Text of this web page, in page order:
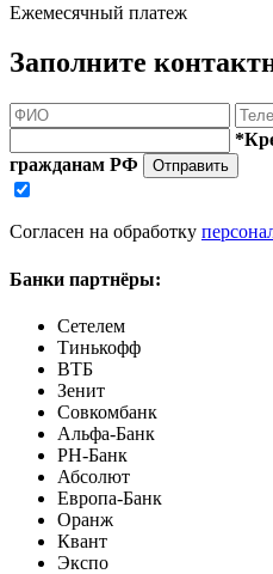
Ежемесячный платеж
Заполните
гражданам РФ
Отправить
Согласен на обработку
Банки партнёры:
Сетелем
Тинькофф
ВТБ
Зенит
Совкомбанк
Альфа-Банк
РН-Банк
Абсолют
Европа-Банк
Оранж
Квант
Экспо